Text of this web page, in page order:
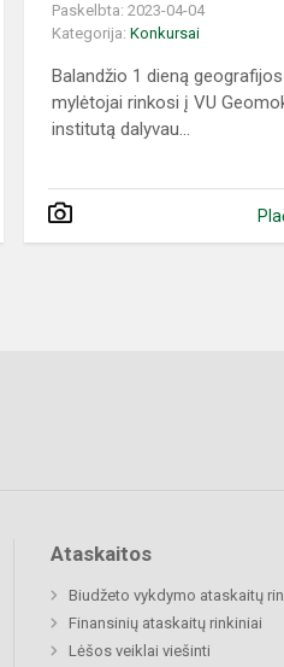
Paskelbta: 2023-04-04
Kategorija:Konkursai
Balandžio 1 dieną geografijos
mylėtojai rinkosi į VU
institutą dalyvau...
Ataskaitos
Biudžeto vykdymo ataskaitų
Finansinių ataskaitų rinkiniai
Lėšos veiklai viešinti